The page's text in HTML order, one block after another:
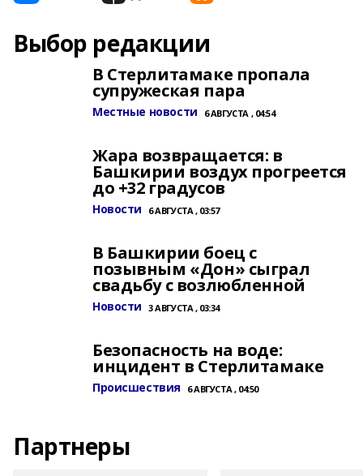
Выбор редакции
В Стерлитамаке пропала
супружеская пара
Местные новости 6 АВГУСТА , 04:54
Жара возвращается: в
Башкирии воздух прогреется
до +32 градусов
Новости 6 АВГУСТА , 03:57
В Башкирии боец с
позывным «Дон» сыграл
свадьбу с возлюбленной
Новости 3 АВГУСТА , 03:34
Безопасность на воде:
инцидент в Стерлитамаке
Происшествия 6 АВГУСТА , 04:50
Партнеры